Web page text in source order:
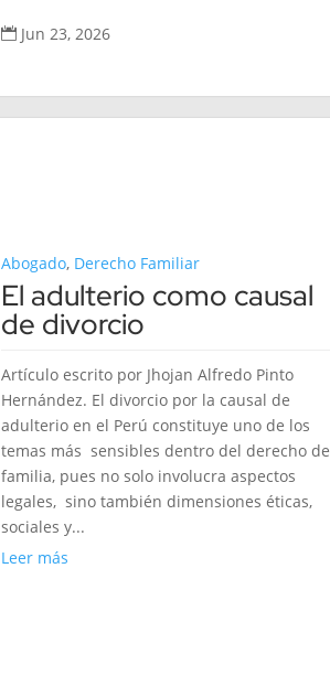
 Jun 23, 2026
Abogado, Derecho Familiar
El adulterio como causal
de divorcio
Artículo escrito por Jhojan Alfredo Pinto
Hernández. El divorcio por la causal de
adulterio en el Perú constituye uno de los
temas más sensibles dentro del derecho de
familia, pues no solo involucra aspectos
legales, sino también dimensiones éticas,
sociales y...
Leer más